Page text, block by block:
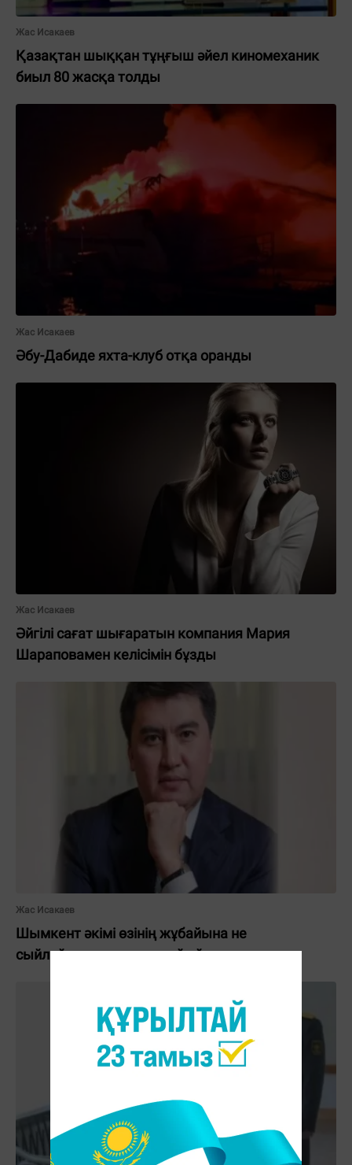
Жас Исакаев
Қазақтан шыққан тұңғыш әйел киномеханик
биыл 80 жасқа толды
Жас Исакаев
Әбу-Дабиде яхта-клуб отқа оранды
Жас Исакаев
Әйгілі сағат шығаратын компания Мария
Шараповамен келісімін бұзды
Жас Исакаев
Шымкент әкімі өзінің жұбайына не
сыйлайтынын жасырмай айтты